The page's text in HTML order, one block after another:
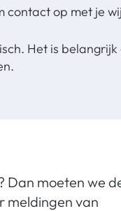
contact op met je
Het is belangrijk
Dan moeten we
meldingen van